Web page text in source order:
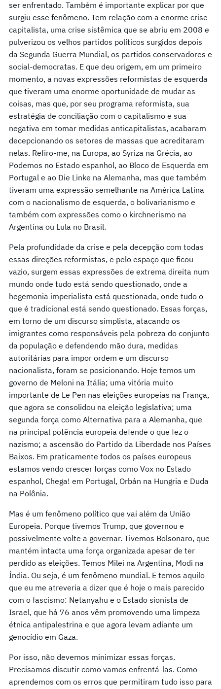
ser enfrentado. Também é importante explicar por que
surgiu esse fenômeno. Tem relação com a enorme crise
capitalista, uma crise sistêmica que se abriu em 2008 e
pulverizou os velhos partidos políticos surgidos depois
da Segunda Guerra Mundial, os partidos conservadores e
social-democratas. E que deu origem, em um primeiro
momento, a novas expressões reformistas de esquerda
que tiveram uma enorme oportunidade de mudar as
coisas, mas que, por seu programa reformista, sua
estratégia de conciliação com o capitalismo e sua
negativa em tomar medidas anticapitalistas, acabaram
decepcionando os setores de massas que acreditaram
nelas. Refiro-me, na Europa, ao Syriza na Grécia, ao
Podemos no Estado espanhol, ao Bloco de Esquerda em
Portugal e ao Die Linke na Alemanha, mas que também
tiveram uma expressão semelhante na América Latina
com o nacionalismo de esquerda, o bolivarianismo e
também com expressões como o kirchnerismo na
Argentina ou Lula no Brasil.
Pela profundidade da crise e pela decepção com todas
essas direções reformistas, e pelo espaço que ficou
vazio, surgem essas expressões de extrema direita num
mundo onde tudo está sendo questionado, onde a
hegemonia imperialista está questionada, onde tudo o
que é tradicional está sendo questionado. Essas forças,
em torno de um discurso simplista, atacando os
imigrantes como responsáveis pela pobreza do conjunto
da população e defendendo mão dura, medidas
autoritárias para impor ordem e um discurso
nacionalista, foram se posicionando. Hoje temos um
governo de Meloni na Itália; uma vitória muito
importante de Le Pen nas eleições europeias na França,
que agora se consolidou na eleição legislativa; uma
segunda força como Alternativa para a Alemanha, que
na principal potência europeia defende o que fez o
nazismo; a ascensão do Partido da Liberdade nos Países
Baixos. Em praticamente todos os países europeus
estamos vendo crescer forças como Vox no Estado
espanhol, Chega! em Portugal, Orbán na Hungria e Duda
na Polônia.
Mas é um fenômeno político que vai além da União
Europeia. Porque tivemos Trump, que governou e
possivelmente volte a governar. Tivemos Bolsonaro, que
mantém intacta uma força organizada apesar de ter
perdido as eleições. Temos Milei na Argentina, Modi na
Índia. Ou seja, é um fenômeno mundial. E temos aquilo
que eu me atreveria a dizer que é hoje o mais parecido
com o fascismo: Netanyahu e o Estado sionista de
Israel, que há 76 anos vêm promovendo uma limpeza
étnica antipalestrina e que agora levam adiante um
genocídio em Gaza.
Por isso, não devemos minimizar essas forças.
Precisamos discutir como vamos enfrentá-las. Como
aprendemos com os erros que permitiram tudo isso para